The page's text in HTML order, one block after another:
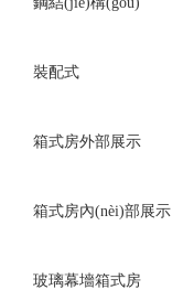
裝配式
箱式房外部展示
箱式房內(nèi)部展示
玻璃幕墻箱式房